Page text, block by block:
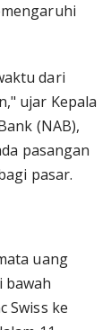
dari
ujar Kepala
(NAB),
pasangan
pasar.
uang
bawah
Swiss ke